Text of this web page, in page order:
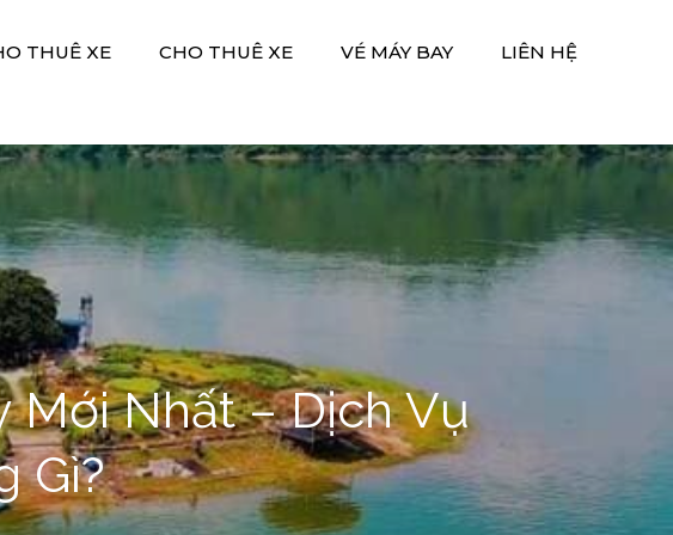
THUÊ XE CHO THUÊ XE VÉ MÁY BAY LIÊN HỆ
Mới Nhất – Dịch Vụ
Gì?